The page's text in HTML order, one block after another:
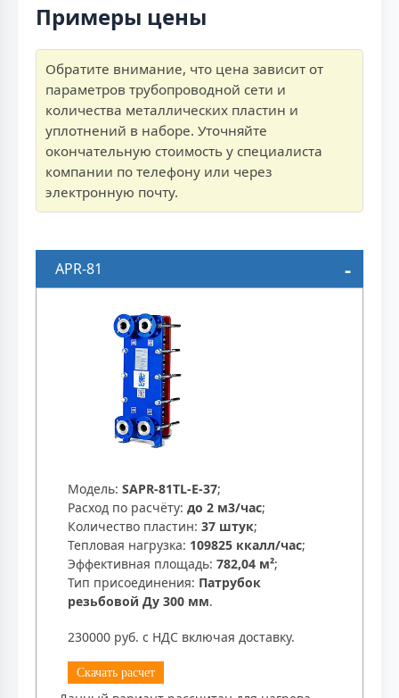
Примеры цены
Обратите внимание, что цена зависит от
параметров трубопроводной сети и
количества металлических пластин и
уплотнений в наборе. Уточняйте
окончательную стоимость у специалиста
компании по телефону или через
электронную почту.
APR-81
Модель: SAPR-81TL-E-37;
Расход по расчёту: до 2 м3/час;
Количество пластин: 37 штук;
Тепловая нагрузка: 109825 ккалл/час;
Эффективная площадь: 782,04 м²;
Тип присоединения: Патрубок
резьбовой Ду 300 мм.
230000 руб. с НДС включая доставку.
Скачать расчет